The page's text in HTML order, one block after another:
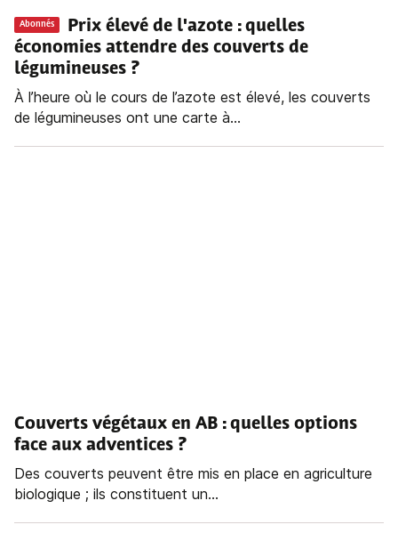
Abonnés
Prix élevé de l'azote : quelles
économies attendre des couverts de
légumineuses ?
À l’heure où le cours de l’azote est élevé, les couverts
de légumineuses ont une carte à...
Couverts végétaux en AB : quelles options
face aux adventices ?
Des couverts peuvent être mis en place en agriculture
biologique ; ils constituent un...